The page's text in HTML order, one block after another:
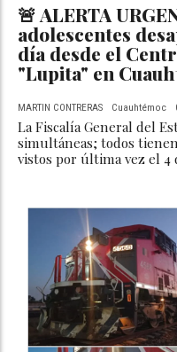
🚨 ALERTA
adolescentes
día desde el
"Lupita" en
MARTIN CONTRERAS Cuauhtémoc
La Fiscalía General del
simultáneas; todos
vistos por última vez el 4